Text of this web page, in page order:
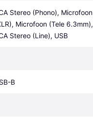
Stereo (Phono), Microfoon
Microfoon (Tele 6.3mm),
Stereo (Line), USB
B